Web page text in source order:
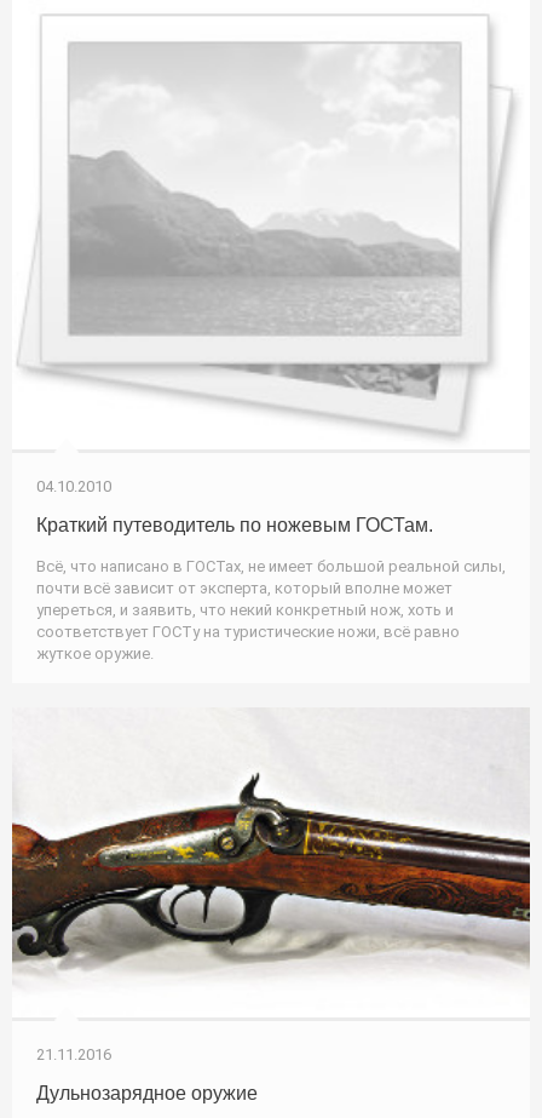
04.10.2010
Краткий путеводитель по ножевым ГОСТам.
Всё, что написано в ГОСТах, не имеет большой реальной силы,
почти всё зависит от эксперта, который вполне может
упереться, и заявить, что некий конкретный нож, хоть и
соответствует ГОСТу на туристические ножи, всё равно
жуткое оружие.
21.11.2016
Дульнозарядное оружие